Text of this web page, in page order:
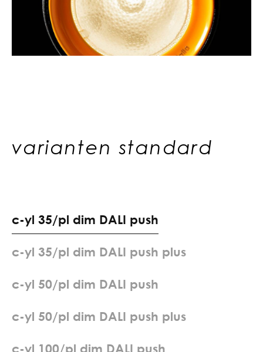
varianten standard
c-yl 35/pl dim DALI push
c-yl 35/pl dim DALI push plus
c-yl 50/pl dim DALI push
c-yl 50/pl dim DALI push plus
c-yl 100/pl dim DALI push